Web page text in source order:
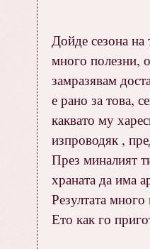
Дойде сезона на
много полезни,
замразявам
е рано за това,
каквато му
изпроводяк ,
През миналият
храната да има
Резултата
Ето как го